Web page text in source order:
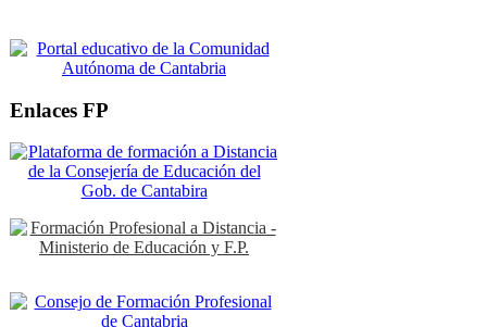
Enlaces FP